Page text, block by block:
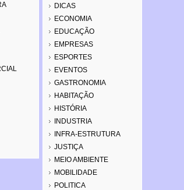
DICAS
ECONOMIA
EDUCAÇÃO
EMPRESAS
ESPORTES
EVENTOS
GASTRONOMIA
HABITAÇÃO
HISTÓRIA
INDUSTRIA
INFRA-ESTRUTURA
JUSTIÇA
MEIO AMBIENTE
MOBILIDADE
POLITICA